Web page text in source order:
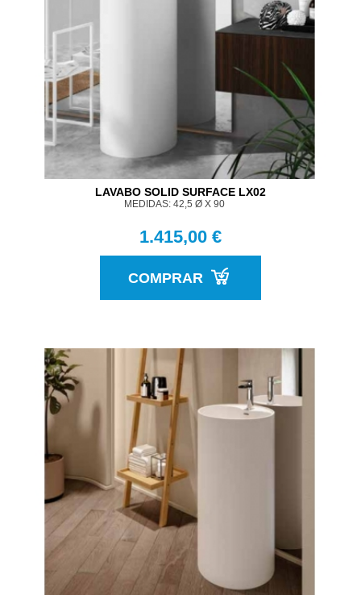
LAVABO SOLID SURFACE LX02
MEDIDAS: 42,5 Ø X 90
1.415,00 €
COMPRAR